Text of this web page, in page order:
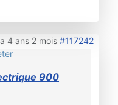
4 ans 2 mois #117242
900